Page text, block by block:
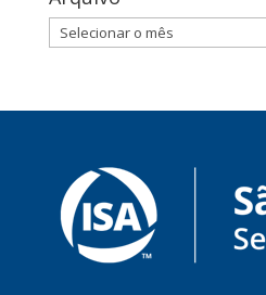
Arquivo